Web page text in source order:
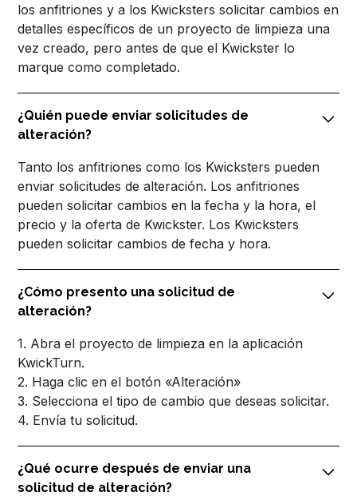
los anfitriones y a los Kwicksters solicitar cambios en
detalles específicos de un proyecto de limpieza una
vez creado, pero antes de que el Kwickster lo
marque como completado.
¿Quién puede enviar solicitudes de
alteración?
Tanto los anfitriones como los Kwicksters pueden
enviar solicitudes de alteración. Los anfitriones
pueden solicitar cambios en la fecha y la hora, el
precio y la oferta de Kwickster. Los Kwicksters
pueden solicitar cambios de fecha y hora.
¿Cómo presento una solicitud de
alteración?
1. Abra el proyecto de limpieza en la aplicación
KwickTurn.
2. Haga clic en el botón «Alteración»
3. Selecciona el tipo de cambio que deseas solicitar.
4. Envía tu solicitud.
¿Qué ocurre después de enviar una
solicitud de alteración?